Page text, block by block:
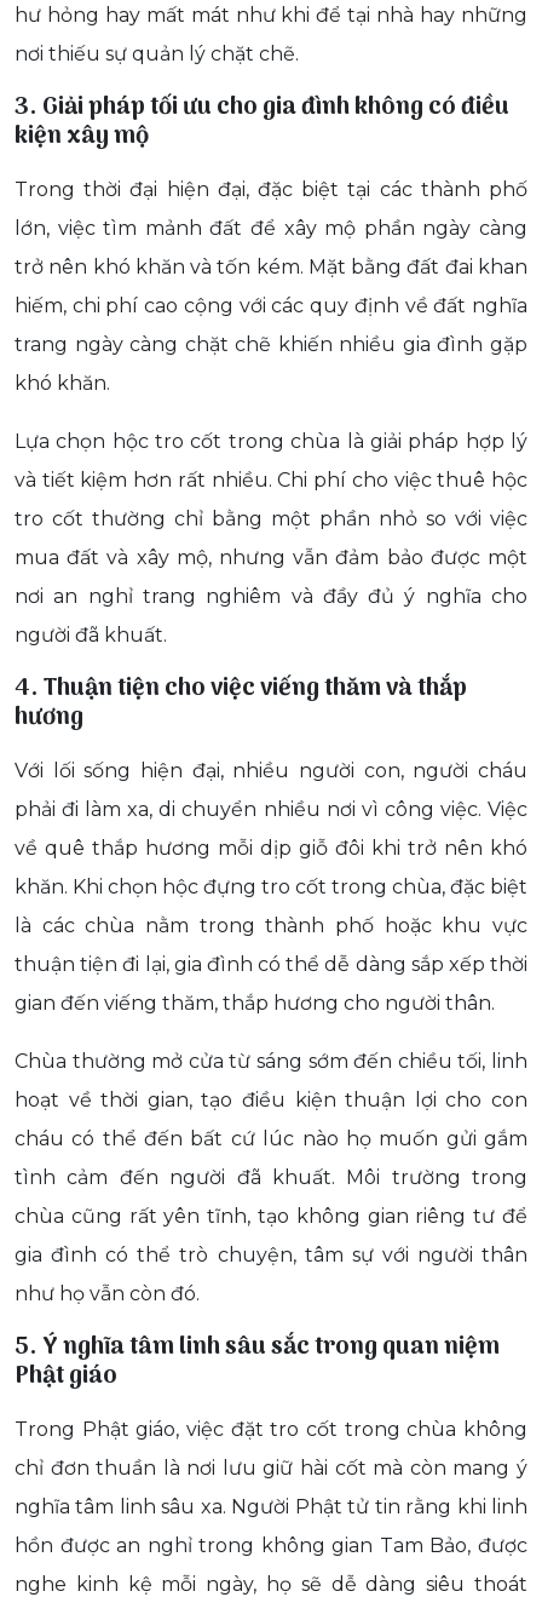
hư hỏng hay mất mát như khi để tại nhà hay những
nơi thiếu sự quản lý chặt chẽ.
3. Giải pháp tối ưu cho gia đình không có điều
kiện xây mộ
Trong thời đại hiện đại, đặc biệt tại các thành phố
lớn, việc tìm mảnh đất để xây mộ phần ngày càng
trở nên khó khăn và tốn kém. Mặt bằng đất đai khan
hiếm, chi phí cao cộng với các quy định về đất nghĩa
trang ngày càng chặt chẽ khiến nhiều gia đình gặp
khó khăn.
Lựa chọn hộc tro cốt trong chùa là giải pháp hợp lý
và tiết kiệm hơn rất nhiều. Chi phí cho việc thuê hộc
tro cốt thường chỉ bằng một phần nhỏ so với việc
mua đất và xây mộ, nhưng vẫn đảm bảo được một
nơi an nghỉ trang nghiêm và đầy đủ ý nghĩa cho
người đã khuất.
4. Thuận tiện cho việc viếng thăm và thắp
hương
Với lối sống hiện đại, nhiều người con, người cháu
phải đi làm xa, di chuyển nhiều nơi vì công việc. Việc
về quê thắp hương mỗi dịp giỗ đôi khi trở nên khó
khăn. Khi chọn hộc đựng tro cốt trong chùa, đặc biệt
là các chùa nằm trong thành phố hoặc khu vực
thuận tiện đi lại, gia đình có thể dễ dàng sắp xếp thời
gian đến viếng thăm, thắp hương cho người thân.
Chùa thường mở cửa từ sáng sớm đến chiều tối, linh
hoạt về thời gian, tạo điều kiện thuận lợi cho con
cháu có thể đến bất cứ lúc nào họ muốn gửi gắm
tình cảm đến người đã khuất. Môi trường trong
chùa cũng rất yên tĩnh, tạo không gian riêng tư để
gia đình có thể trò chuyện, tâm sự với người thân
như họ vẫn còn đó.
5. Ý nghĩa tâm linh sâu sắc trong quan niệm
Phật giáo
Trong Phật giáo, việc đặt tro cốt trong chùa không
chỉ đơn thuần là nơi lưu giữ hài cốt mà còn mang ý
nghĩa tâm linh sâu xa. Người Phật tử tin rằng khi linh
hồn được an nghỉ trong không gian Tam Bảo, được
nghe kinh kệ mỗi ngày, họ sẽ dễ dàng siêu thoát